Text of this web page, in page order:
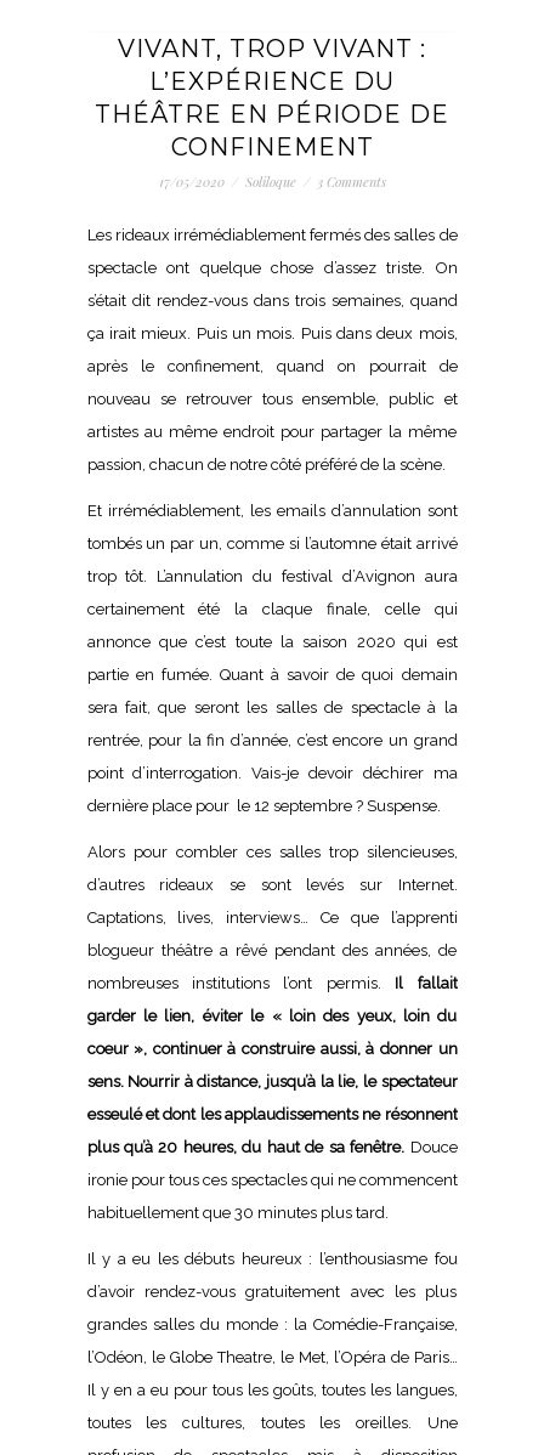
VIVANT, TROP VIVANT :
L’EXPÉRIENCE DU
THÉÂTRE EN PÉRIODE DE
CONFINEMENT
17/05/2020 / Soliloque / 3 Comments
Les rideaux irrémédiablement fermés des salles de
spectacle ont quelque chose d’assez triste. On
s’était dit rendez-vous dans trois semaines, quand
ça irait mieux. Puis un mois. Puis dans deux mois,
après le confinement, quand on pourrait de
nouveau se retrouver tous ensemble, public et
artistes au même endroit pour partager la même
passion, chacun de notre côté préféré de la scène.
Et irrémédiablement, les emails d’annulation sont
tombés un par un, comme si l’automne était arrivé
trop tôt. L’annulation du festival d’Avignon aura
certainement été la claque finale, celle qui
annonce que c’est toute la saison 2020 qui est
partie en fumée. Quant à savoir de quoi demain
sera fait, que seront les salles de spectacle à la
rentrée, pour la fin d’année, c’est encore un grand
point d’interrogation. Vais-je devoir déchirer ma
dernière place pour le 12 septembre ? Suspense.
Alors pour combler ces salles trop silencieuses,
d’autres rideaux se sont levés sur Internet.
Captations, lives, interviews… Ce que l’apprenti
blogueur théâtre a rêvé pendant des années, de
nombreuses institutions l’ont permis. Il fallait
garder le lien, éviter le « loin des yeux, loin du
coeur », continuer à construire aussi, à donner un
sens. Nourrir à distance, jusqu’à la lie, le spectateur
esseulé et dont les applaudissements ne résonnent
plus qu’à 20 heures, du haut de sa fenêtre. Douce
ironie pour tous ces spectacles qui ne commencent
habituellement que 30 minutes plus tard.
Il y a eu les débuts heureux : l’enthousiasme fou
d’avoir rendez-vous gratuitement avec les plus
grandes salles du monde : la Comédie-Française,
l’Odéon, le Globe Theatre, le Met, l’Opéra de Paris…
Il y en a eu pour tous les goûts, toutes les langues,
toutes les cultures, toutes les oreilles. Une